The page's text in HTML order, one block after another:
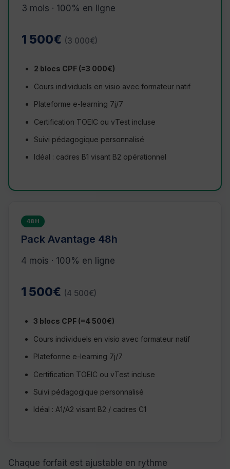
3 mois · 100% en ligne
1 500€ (3 000€)
2 blocs CPF (=3 000€)
Cours individuels en visio avec formateur natif
Plateforme e-learning 7j/7
Certification TOEIC ou vTest incluse
Suivi pédagogique personnalisé
Idéal : cadres B1 visant B2 opérationnel
48H
Pack Avantage 48h
4 mois · 100% en ligne
1 500€ (4 500€)
3 blocs CPF (=4 500€)
Cours individuels en visio avec formateur natif
Plateforme e-learning 7j/7
Certification TOEIC ou vTest incluse
Suivi pédagogique personnalisé
Idéal : A1/A2 visant B2 / cadres C1
Chaque forfait est ajustable en rythme